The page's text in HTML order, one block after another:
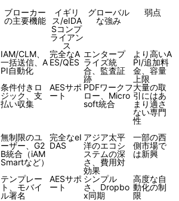
ブローカー
の主要機能
イギリ
ス/eIDA
Sコンプ
ライアン
ス
グローバル
な強み
弱点
IAM/CLM、
一括送信、A
PI自動化
完全なA
ES/QES
エンタープ
ライズ統
合、監査証
跡
より高いA
PI/追加料
金、容量
上限
条件付きロ
ジック、支
払い収集
AESサポ
ート
PDFワークフ
ロー、Micro
soft統合
大量の取
引にはあ
まり適さ
ない専門
性
無制限のユ
ーザー、G2
B統合（iAM
Smartなど）
完全なeI
DAS
アジア太平
洋のエコシ
ステムの深
さ、費用対
効果
一部の西
側市場で
は新興
テンプレー
ト、モバイ
ル署名
AESサポ
ート
シンプル
さ、Dropbo
x同期
高度な自
動化の制
限